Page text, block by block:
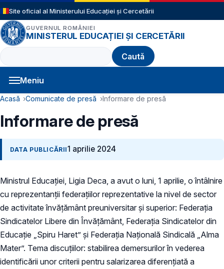
Sari la conținutul principal
Site oficial al Ministerului Educației și Cercetării
GUVERNUL ROMÂNIEI
MINISTERUL EDUCAȚIEI ȘI CERCETĂRII
Caută
Meniu
Navigație principală
Cale de navigare
Acasă Comunicate de presă Informare de presă
Informare de presă
DATA PUBLICĂRII1 aprilie 2024
Ministrul Educației, Ligia Deca, a avut o luni, 1 aprilie, o întâlnire
cu reprezentanții federațiilor reprezentative la nivel de sector
de activitate învățământ preuniversitar și superior: Federația
Sindicatelor Libere din Învățământ, Federația Sindicatelor din
Educație „Spiru Haret” și Federația Națională Sindicală „Alma
Mater”. Tema discuțiilor: stabilirea demersurilor în vederea
identificării unor criterii pentru salarizarea diferențiată a